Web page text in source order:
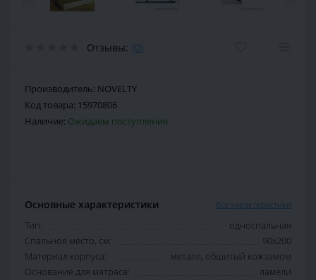
Отзывы: (0)
Производитель: NOVELTY
Код товара: 15970806
Наличие: Ожидаем поступления
Основные характеристики Все характеристики
Тип:
односпальная
Спальное место, см:
90х200
Материал корпуса:
металл, обшитый кожзамом
Основание для матраса:
ламели